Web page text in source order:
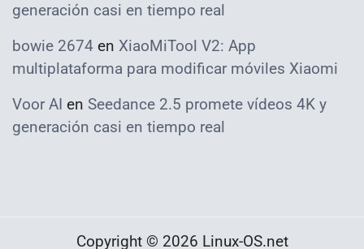
generación casi en tiempo real
bowie 2674 en XiaoMiTool V2: App
multiplataforma para modificar móviles Xiaomi
Voor AI en Seedance 2.5 promete vídeos 4K y
generación casi en tiempo real
Copyright © 2026 Linux-OS.net